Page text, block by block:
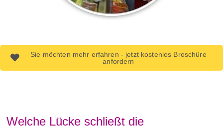
Sie möchten mehr erfahren - jetzt kostenlos Broschüre
anfordern
Welche Lücke schließt die